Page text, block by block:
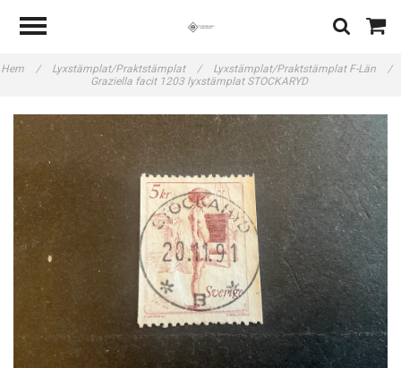
Hem / Lyxstämplat/Praktstämplat / Lyxstämplat/Praktstämplat F-Län
/
Graziella facit 1203 lyxstämplat STOCKARYD